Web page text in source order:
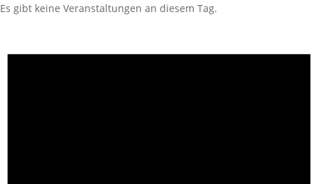
Es gibt keine Veranstaltungen an diesem Tag.